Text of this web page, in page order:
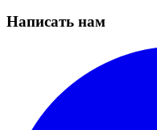
Написать нам